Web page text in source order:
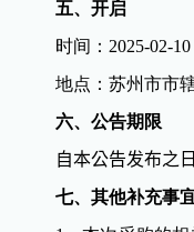
五、开启
时间： 2025-02-10
地点：苏州市市
六、公告期限
自本公告发布之
七、其他补充事